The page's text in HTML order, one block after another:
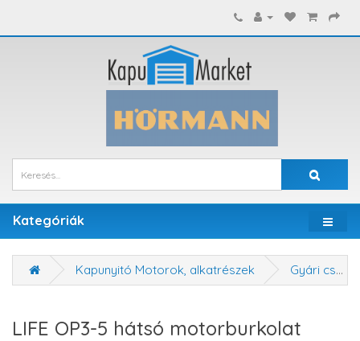
Kategóriák
Kapunyitó Motorok, alkatrészek Gyári cserealkatrészek
LIFE OP3-5 hátsó motorburkolat